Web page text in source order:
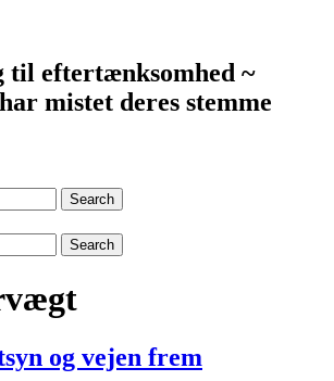
til eftertænksomhed ~
mistet deres stemme
Search
Search
og vejen frem